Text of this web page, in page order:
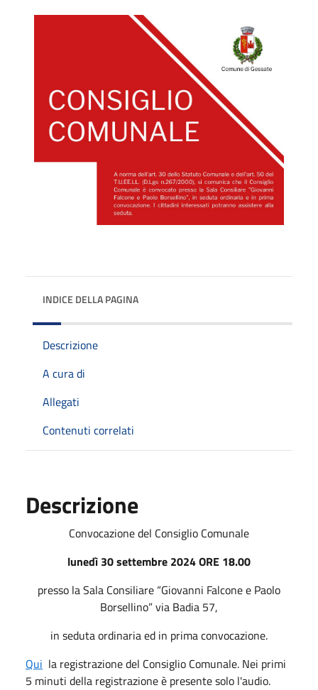
INDICE DELLA PAGINA
Descrizione
A cura di
Allegati
Contenuti correlati
Descrizione
Convocazione del Consiglio Comunale
lunedì 30 settembre 2024 ORE 18.00
presso la Sala Consiliare “Giovanni Falcone e Paolo
Borsellino” via Badia 57,
in seduta ordinaria ed in prima convocazione.
Qui la registrazione del Consiglio Comunale. Nei primi
5 minuti della registrazione è presente solo l'audio.